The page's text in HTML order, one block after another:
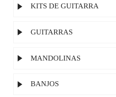
 KITS DE GUITARRA
 GUITARRAS
 MANDOLINAS
 BANJOS